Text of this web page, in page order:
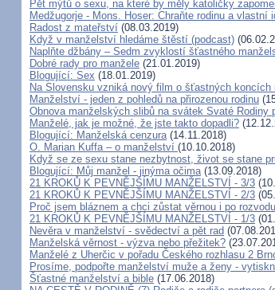
Pět mýtů o sexu, na které by měly katoličky
Medžugorje - Mons. Hoser: Chraňte rodinu a vlastní
Radost z mateřství (08.03.2019)
Když v manželství hledáme štěstí (podcast)
Naplňte džbány – Sedm zvyklostí šťastného
Dobré rady pro manžele (21.01.2019)
Blogující: Sex (18.01.2019)
Na Slovensku vzniká nový film o šťastných
Manželství - jeden z pohledů na přirozenou rodinu
Obnova manželských slibů na svátek Svaté Rodiny
Manželé, jak je možné, že jste takto dopadli?
Blogující: Manželská cenzura(14.11.2018)
O. Marian Kuffa – o manželství (10.10.2018)
Když se ze sexu stane nezbytnost, život se stane
Blogující: Můj manžel - jinýma očima(13.09.2018)
21 KROKŮ K PEVNĚJŠÍMU MANŽELSTVÍ - 3/3
21 KROKŮ K PEVNĚJŠÍMU MANŽELSTVÍ - 2/3
Proč jsem bláznem a chci zůstat věrnou i po
21 KROKŮ K PEVNĚJŠÍMU MANŽELSTVÍ - 1/3
Nevěra v manželství - svědectví a pět rad
Manželská věrnost - výzva nebo přežitek?
Manželé z Uherčic v pořadu Českého rozhlasu 2
Prosíme, podpořte manželství muže a ženy -
Šťastné manželství a bible (17.06.2018)